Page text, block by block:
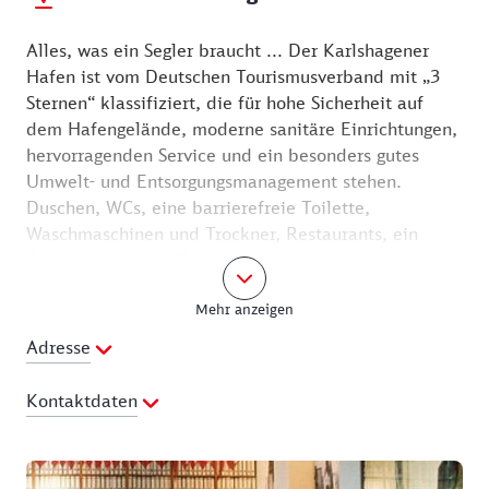
Alles, was ein Segler braucht ... Der Karlshagener
Hafen ist vom Deutschen Tourismusverband mit „3
Sternen“ klassifiziert, die für hohe Sicherheit auf
dem Hafengelände, moderne sanitäre Einrichtungen,
hervorragenden Service und ein besonders gutes
Umwelt- und Entsorgungsmanagement stehen.
Duschen, WCs, eine barrierefreie Toilette,
Waschmaschinen und Trockner, Restaurants, ein
Fischimbiss sowie Ferienappartements direkt am
Hafen bieten Hobbymatrosen einen angenehmen
Aufenthalt. Selbst die Verbindung mit der Welt per
WLAN ist auf dem Wasser möglich – Informationen
gibt's beim Hafenmeister. Der hält auch Tipps für
Landgänge parat: Ausflugsziele und
Sehenswürdigkeiten lassen sich zu Fuß, mit dem Rad
Der 3 km entfernte weiße feine Sandstrand lockt mit
Mehr anzeigen
Adresse
Kontaktdaten
Fax:+49 (0)38371 25440